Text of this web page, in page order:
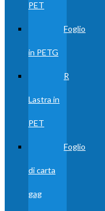
PET
Foglio
in PETG
R
Lastra in
PET
Foglio
di carta
gag